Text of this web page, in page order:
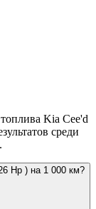
Kia Cee'd
среди
Hp ) на 1 000 км?